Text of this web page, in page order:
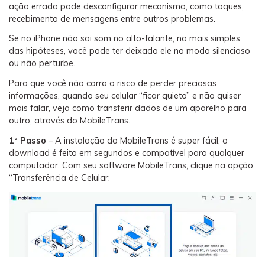
ação errada pode desconfigurar mecanismo, como toques,
recebimento de mensagens entre outros problemas.
Se no iPhone não sai som no alto-falante, na mais simples
das hipóteses, você pode ter deixado ele no modo silencioso
ou não perturbe.
Para que você não corra o risco de perder preciosas
informações, quando seu celular “ficar quieto” e não quiser
mais falar, veja como transferir dados de um aparelho para
outro, através do MobileTrans.
1ª Passo – A instalação do MobileTrans é super fácil, o
download é feito em segundos e compatível para qualquer
computador. Com seu software MobileTrans, clique na opção
“Transferência de Celular: